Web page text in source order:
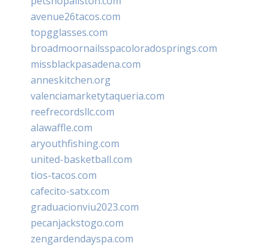
avenue26tacos.com
topgglasses.com
broadmoornailsspacoloradosprings.com
missblackpasadena.com
anneskitchen.org
valenciamarketytaqueria.com
reefrecordsllc.com
alawaffle.com
aryouthfishing.com
united-basketball.com
tios-tacos.com
cafecito-satx.com
graduacionviu2023.com
pecanjackstogo.com
zengardendayspa.com